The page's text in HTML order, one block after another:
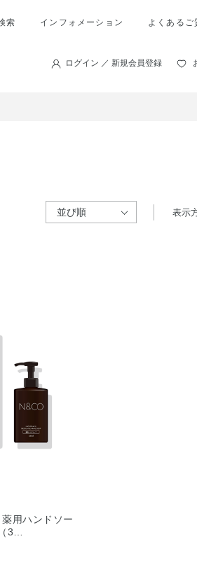
索 インフォメーション よくあるご
ログイン ／ 新規会員登録
表示
用ハンドソー
3…